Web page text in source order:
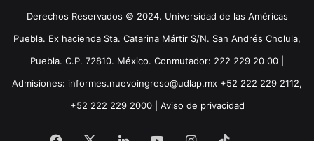
Derechos Reservados © 2024. Universidad de las Américas
Puebla. Ex hacienda Sta. Catarina Mártir S/N. San Andrés Cholula,
Puebla. C.P. 72810. México. Conmutador: 222 229 20 00 |
Admisiones: informes.nuevoingreso@udlap.mx +52 222 229 2112,
+52 222 229 2000 | Aviso de privacidad